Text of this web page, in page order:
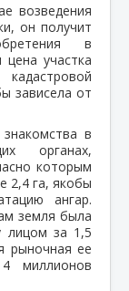
возведения
он получит
в
участка
зависела от
в
органах,
которым
2,4 га, якобы
ангар.
земля была
лицом за 1,5
рыночная ее
миллионов